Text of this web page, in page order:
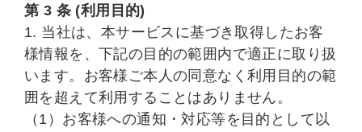
第 3 条 (利用目的)
1. 当社は、本サービスに基づき取得したお客
様情報を、下記の目的の範囲内で適正に取り扱
います。お客様ご本人の同意なく利用目的の範
囲を超えて利用することはありません。
（1）お客様への通知・対応等を目的として以